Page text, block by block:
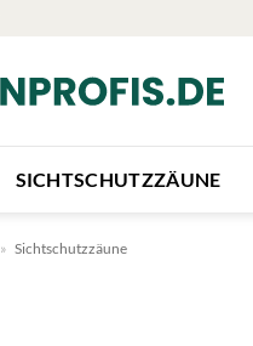
SICHTSCHUTZZÄUNE
» Sichtschutzzäune